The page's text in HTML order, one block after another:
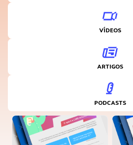
VÍDEOS
ARTIGOS
PODCASTS